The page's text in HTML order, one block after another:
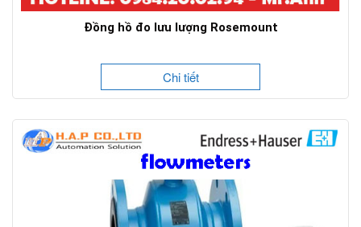
Đồng hồ đo lưu lượng Rosemount
Chi tiết